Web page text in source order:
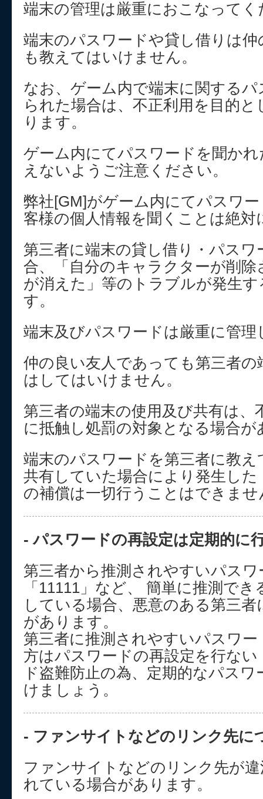
端末の管理は厳重におこなってく
端末のパスワードや貸し借りは
も教えてはいけません。
なお、ゲーム内で端末に関する
られた場合は、不正利用を目的
ります。
ゲーム内にてパスワードを聞か
えないようご注意ください。
弊社[GM]がゲーム内にてパスワ
客様の個人情報を聞くことは絶対
第三者に端末の貸し借り・パス
合、「自分のキャラクターが削
が消えた」等のトラブルが発生
す。
端末及びパスワードは厳重に管
仲の良い友人であっても第三者の
はしてはいけません。
第三者の端末の使用及び共有は、
に抵触し処罰の対象となる場合が
端末のパスワードを第三者に教
共有していた場合により発生し
の補償は一切行うことはできませ
- パスワードの再設定は定期的に
第三者から推測されやすいパスワ
「11111」など、 簡単に推測で
している場合、悪意のある第三
があります。
第三者に推測されやすいパスワ
方はパスワードの再設定を行な
ド盗難防止の為、定期的なパス
けましょう。
- ファンサイトなどのリンク先に
ファンサイトなどのリンク先が
れている場合があります。